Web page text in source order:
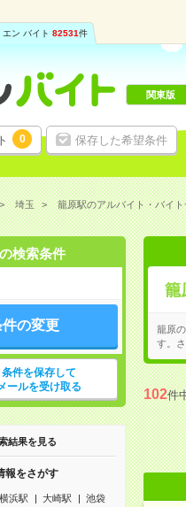
エン バイト 82531件
0 保存した希望条件
関東版
埼玉 籠原駅のアルバイト・バイト
検索条件
件の変更
条件を保存して
メールを受け取る
結果を見る
報をさがす
横浜駅 大崎駅
池袋
籠
籠原
す。さ
102件